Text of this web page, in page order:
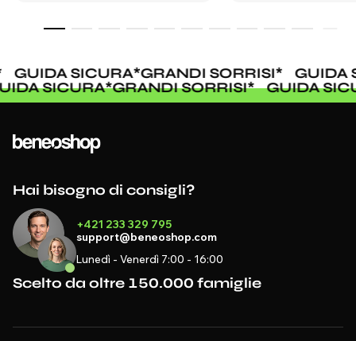
GUIDA SICURA*GRANDI SORRISI*
GUIDA
SICURA*GRANDI SORRISI* GUIDA
Hai bisogno di consigli?
+421 233 329 795
support@beneoshop.com
Lunedì - Venerdì 7:00 - 16:00
Scelto da oltre 150.000 famiglie